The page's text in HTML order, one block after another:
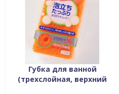
Губка для ванной
(трехслойная, верхний